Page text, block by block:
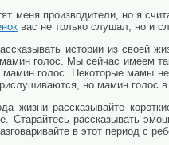
меня производители, но я
вас не только слушал, но и
истории из своей
голос. Мы сейчас имеем
мамин голос. Некоторые мамы
но мамин голос
жизни рассказывайте
Старайтесь рассказывать
в этот период с